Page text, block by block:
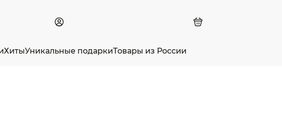
ХитыУникальные подаркиТовары из России